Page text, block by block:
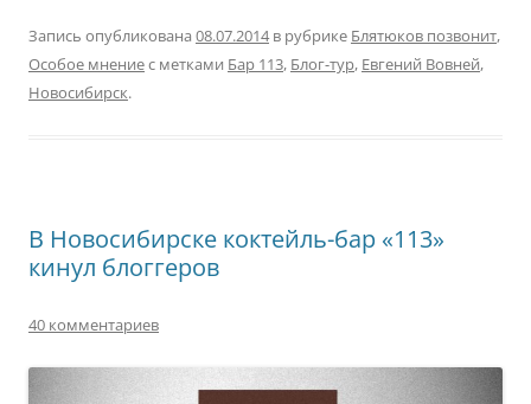
Запись опубликована 08.07.2014в рубрике Блятюков позвонит,
Особое мнениес метками Бар 113, Блог-тур, Евгений Вовней,
Новосибирск.
В Новосибирске коктейль-бар «113»
кинул блоггеров
40 комментариев